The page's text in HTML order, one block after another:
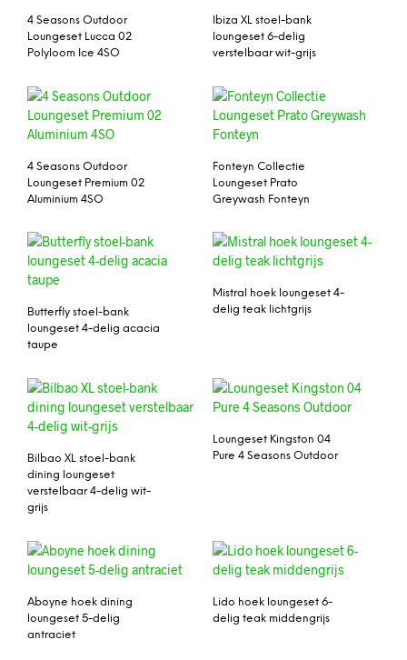
4 Seasons Outdoor
Loungeset Lucca 02
Polyloom Ice 4SO
Ibiza XL stoel-bank
loungeset 6-delig
verstelbaar wit-grijs
4 Seasons Outdoor
Loungeset Premium 02
Aluminium 4SO
Fonteyn Collectie
Loungeset Prato
Greywash Fonteyn
Butterfly stoel-bank
loungeset 4-delig acacia
taupe
Mistral hoek loungeset 4-
delig teak lichtgrijs
Bilbao XL stoel-bank
dining loungeset
verstelbaar 4-delig wit-
grijs
Loungeset Kingston 04
Pure 4 Seasons Outdoor
Aboyne hoek dining
loungeset 5-delig
antraciet
Lido hoek loungeset 6-
delig teak middengrijs